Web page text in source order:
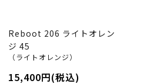
Reboot 206 ライトオレン
ジ 45
（ライトオレンジ）
15,400円(税込)